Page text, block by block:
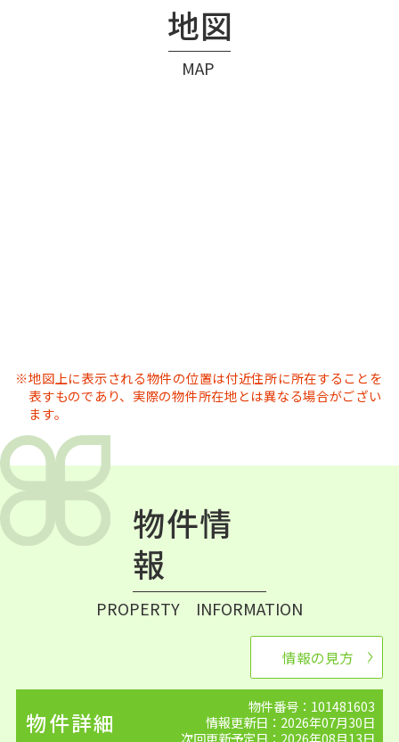
地図
MAP
地図上に表示される物件の位置は付近住所に所在することを
表すものであり、実際の物件所在地とは異なる場合がござい
ます。
物件情
報
PROPERTY INFORMATION
情報の見方
物件詳細
物件番号：101481603
情報更新日：2026年07月30日
次回更新予定日：2026年08月13日